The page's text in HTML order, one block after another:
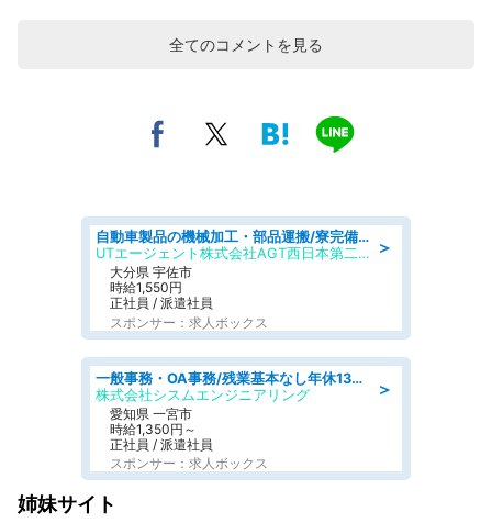
全てのコメントを見る
＞
自動車製品の機械加工・部品運搬/寮完備/日払い/工場・製造
UTエージェント株式会社AGT西日本第二CU
大分県 宇佐市
時給1,550円
正社員 / 派遣社員
スポンサー：求人ボックス
＞
一般事務・OA事務/残業基本なし年休130日社保完備の一般・調達事務
株式会社シスムエンジニアリング
愛知県 一宮市
時給1,350円～
正社員 / 派遣社員
スポンサー：求人ボックス
姉妹サイト